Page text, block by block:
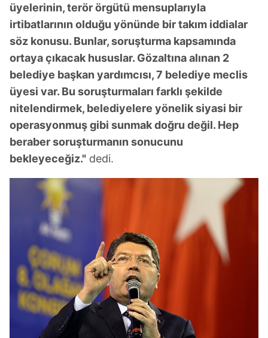
üyelerinin, terör örgütü mensuplarıyla
irtibatlarının olduğu yönünde bir takım iddialar
söz konusu. Bunlar, soruşturma kapsamında
ortaya çıkacak hususlar. Gözaltına alınan 2
belediye başkan yardımcısı, 7 belediye meclis
üyesi var. Bu soruşturmaları farklı şekilde
nitelendirmek, belediyelere yönelik siyasi bir
operasyonmuş gibi sunmak doğru değil. Hep
beraber soruşturmanın sonucunu
bekleyeceğiz." dedi.